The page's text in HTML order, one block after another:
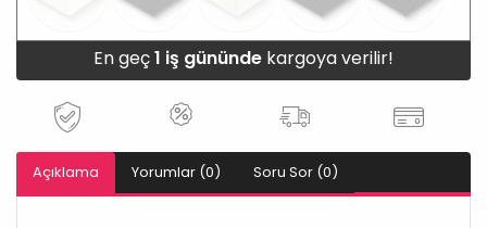
En geç1 iş gününde kargoya verilir!
Açıklama Yorumlar (0) Soru Sor (0)